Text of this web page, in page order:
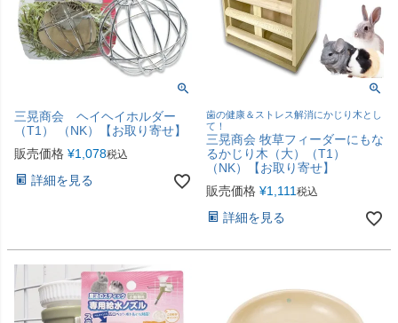
三晃商会 ヘイヘイホルダー
（T1） （NK）【お取り寄せ】
販売価格 ¥1,078税込
詳細を見る
歯の健康＆ストレス解消にかじり木とし
て！
三晃商会 牧草フィーダーにもな
るかじり木（大）（T1）
（NK）【お取り寄せ】
販売価格 ¥1,111税込
詳細を見る